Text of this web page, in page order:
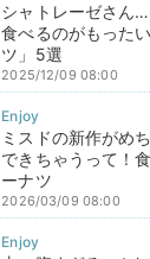
シャトレーゼさん
食べるのがもった
ツ」5選
2025/12/09 08:00
ミスドの新作がめ
できちゃうって！
ーナツ
2026/03/09 08:00